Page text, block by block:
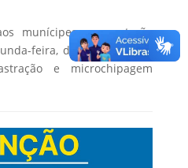
munícipes que estarão
feira, dia 08 de junho,
e microchipagem